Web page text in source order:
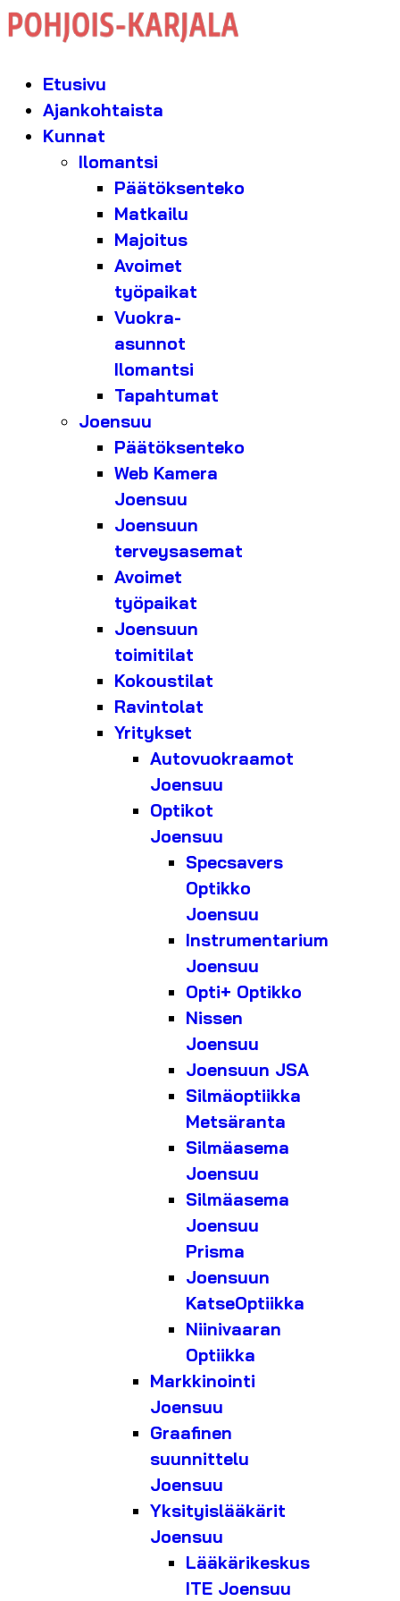
Etusivu
Ajankohtaista
Kunnat
Ilomantsi
Päätöksenteko
Matkailu
Majoitus
Avoimet
työpaikat
Vuokra-
asunnot
Ilomantsi
Tapahtumat
Joensuu
Päätöksenteko
Web Kamera
Joensuu
Joensuun
terveysasemat
Avoimet
työpaikat
Joensuun
toimitilat
Kokoustilat
Ravintolat
Yritykset
Autovuokraamot
Joensuu
Optikot
Joensuu
Specsavers
Optikko
Joensuu
Instrumentarium
Joensuu
Opti+ Optikko
Nissen
Joensuu
Joensuun JSA
Silmäoptiikka
Metsäranta
Silmäasema
Joensuu
Silmäasema
Joensuu
Prisma
Joensuun
KatseOptiikka
Niinivaaran
Optiikka
Markkinointi
Joensuu
Graafinen
suunnittelu
Joensuu
Yksityislääkärit
Joensuu
Lääkärikeskus
ITE Joensuu